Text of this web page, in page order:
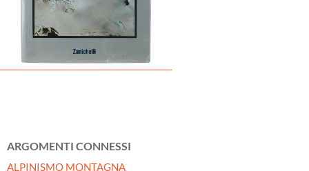
ARGOMENTI CONNESSI
ALPINISMO MONTAGNA